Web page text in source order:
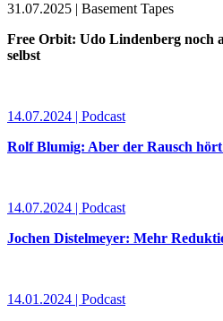
31.07.2025 | Basement Tapes
Free Orbit: Udo Lindenberg noch
selbst
14.07.2024 | Podcast
Rolf Blumig: Aber der Rausch
14.07.2024 | Podcast
Jochen Distelmeyer: Mehr
14.01.2024 | Podcast